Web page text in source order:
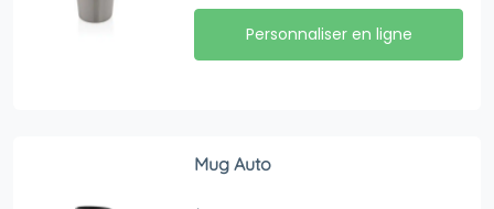
Personnaliser en ligne
Mug Auto